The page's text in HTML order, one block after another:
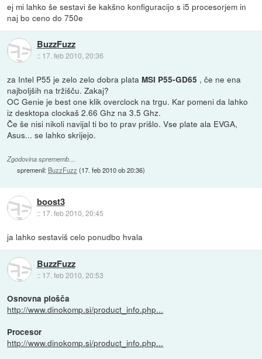
ej mi lahko še sestavi še kakšno konfiguracijo s i5 procesorjem in
naj bo ceno do 750e
BuzzFuzz
:: 17. feb 2010, 20:36
za Intel P55 je zelo zelo dobra plata MSI P55-GD65 , če ne ena
najboljših na tržišču. Zakaj?
OC Genie je best one klik overclock na trgu. Kar pomeni da lahko
iz desktopa clockaš 2.66 Ghz na 3.5 Ghz.
Če še nisi nikoli navijal ti bo to prav prišlo. Vse plate ala EVGA,
Asus... se lahko skrijejo.
Zgodovina sprememb…
spremenil: BuzzFuzz (17. feb 2010 ob 20:36)
boost3
:: 17. feb 2010, 20:45
ja lahko sestaviš celo ponudbo hvala
BuzzFuzz
:: 17. feb 2010, 20:53
Osnovna plošča
http://www.dinokomp.si/product_info.php...
Procesor
http://www.dinokomp.si/product_info.php...